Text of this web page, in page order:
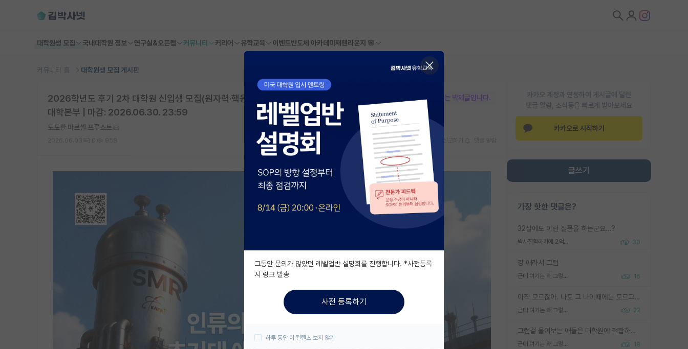
대학원생 모집 국내대학원 정보 연구실&오픈랩 커뮤니티 커리어 유학교육 이벤트반도체 아카데미 재팬라운지 🌸
커뮤니티 홈 대학원생 모집 게시판
카카오 계정과 연동하여 게시글에 달린
댓글 알람, 소식등을 빠르게 받아보세요
카카오로 시작하기
글쓰기
가장 핫한 댓글은?
32살에도 이런 질문을 하는군요...?
박사진학하기에 2억은 괜찮은 (?) 정도의 경제력인가요 30
걍 애라서 그럼
근데 여기는 왜 그렇게 SPK를 물어보는거임? 16
아직 모르잖아. 나도 그 나이때에는 모르고 평가 받고 안심하고 싶었어.
근데 여기는 왜 그렇게 SPK를 물어보는거임? 22
그런걸 물어보는 애들은 대학원에 적합하지 않다
근데 여기는 왜 그렇게 SPK를 물어보는거임? 18
본문이 수정되지 않는 박제글입니다.
2026학년도 후기 2차 대학원 신입생 모집(원자력·핵융합 분야) | 과학기술연합대학원대학교
대학본부 | 마감: 2026.06.30. 23:59
도도한 마르셀 프루스트
스크랩
그동안 문의가 많았던 레벨업반 설명회를 진행합니다. *사전등록
시 링크 발송
사전 등록하기
하루 동안 이 컨텐츠 보지 않기